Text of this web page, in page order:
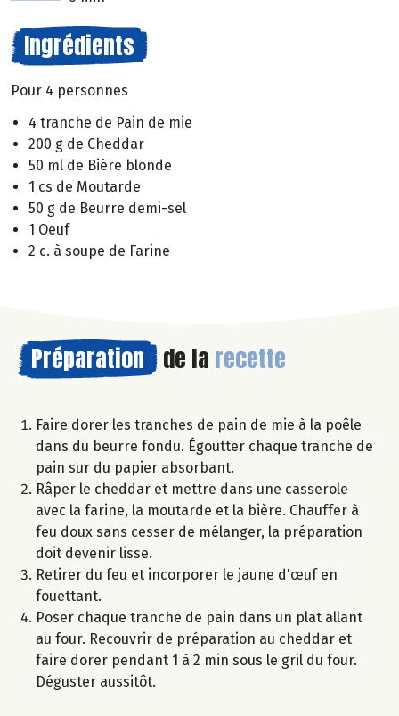
Ingrédients
Pour 4 personnes
4 tranche de Pain de mie
200 g de Cheddar
50 ml de Bière blonde
1 cs de Moutarde
50 g de Beurre demi-sel
1 Oeuf
2 c. à soupe de Farine
Préparation de la recette
Faire dorer les tranches de pain de mie à la poêle
dans du beurre fondu. Égoutter chaque tranche de
pain sur du papier absorbant.
Râper le cheddar et mettre dans une casserole
avec la farine, la moutarde et la bière. Chauffer à
feu doux sans cesser de mélanger, la préparation
doit devenir lisse.
Retirer du feu et incorporer le jaune d'œuf en
fouettant.
Poser chaque tranche de pain dans un plat allant
au four. Recouvrir de préparation au cheddar et
faire dorer pendant 1 à 2 min sous le gril du four.
Déguster aussitôt.